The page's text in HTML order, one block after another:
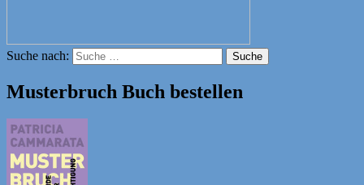
Suche nach: Suche
Musterbruch Buch bestellen